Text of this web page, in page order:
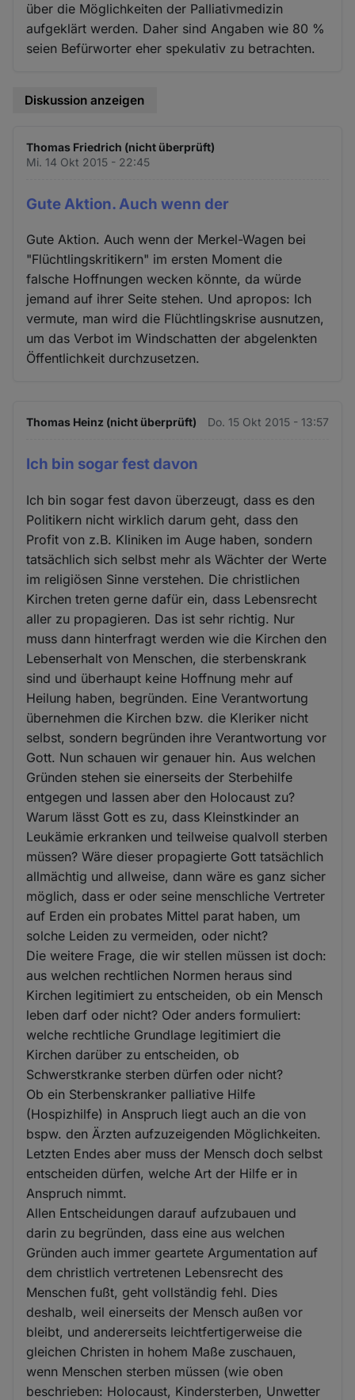
über die Möglichkeiten der Palliativmedizin
aufgeklärt werden. Daher sind Angaben wie 80 %
seien Befürworter eher spekulativ zu betrachten.
Diskussion anzeigen
Thomas Friedrich (nicht überprüft)
Mi. 14 Okt 2015 - 22:45
Gute Aktion. Auch wenn der
Gute Aktion. Auch wenn der Merkel-Wagen bei
"Flüchtlingskritikern" im ersten Moment die
falsche Hoffnungen wecken könnte, da würde
jemand auf ihrer Seite stehen. Und apropos: Ich
vermute, man wird die Flüchtlingskrise ausnutzen,
um das Verbot im Windschatten der abgelenkten
Öffentlichkeit durchzusetzen.
Thomas Heinz (nicht überprüft) Do. 15 Okt 2015 - 13:57
Ich bin sogar fest davon
Ich bin sogar fest davon überzeugt, dass es den
Politikern nicht wirklich darum geht, dass den
Profit von z.B. Kliniken im Auge haben, sondern
tatsächlich sich selbst mehr als Wächter der Werte
im religiösen Sinne verstehen. Die christlichen
Kirchen treten gerne dafür ein, dass Lebensrecht
aller zu propagieren. Das ist sehr richtig. Nur
muss dann hinterfragt werden wie die Kirchen den
Lebenserhalt von Menschen, die sterbenskrank
sind und überhaupt keine Hoffnung mehr auf
Heilung haben, begründen. Eine Verantwortung
übernehmen die Kirchen bzw. die Kleriker nicht
selbst, sondern begründen ihre Verantwortung vor
Gott. Nun schauen wir genauer hin. Aus welchen
Gründen stehen sie einerseits der Sterbehilfe
entgegen und lassen aber den Holocaust zu?
Warum lässt Gott es zu, dass Kleinstkinder an
Leukämie erkranken und teilweise qualvoll sterben
müssen? Wäre dieser propagierte Gott tatsächlich
allmächtig und allweise, dann wäre es ganz sicher
möglich, dass er oder seine menschliche Vertreter
auf Erden ein probates Mittel parat haben, um
solche Leiden zu vermeiden, oder nicht?
Die weitere Frage, die wir stellen müssen ist doch:
aus welchen rechtlichen Normen heraus sind
Kirchen legitimiert zu entscheiden, ob ein Mensch
leben darf oder nicht? Oder anders formuliert:
welche rechtliche Grundlage legitimiert die
Kirchen darüber zu entscheiden, ob
Schwerstkranke sterben dürfen oder nicht?
Ob ein Sterbenskranker palliative Hilfe
(Hospizhilfe) in Anspruch liegt auch an die von
bspw. den Ärzten aufzuzeigenden Möglichkeiten.
Letzten Endes aber muss der Mensch doch selbst
entscheiden dürfen, welche Art der Hilfe er in
Anspruch nimmt.
Allen Entscheidungen darauf aufzubauen und
darin zu begründen, dass eine aus welchen
Gründen auch immer geartete Argumentation auf
dem christlich vertretenen Lebensrecht des
Menschen fußt, geht vollständig fehl. Dies
deshalb, weil einerseits der Mensch außen vor
bleibt, und andererseits leichtfertigerweise die
gleichen Christen in hohem Maße zuschauen,
wenn Menschen sterben müssen (wie oben
beschrieben: Holocaust, Kindersterben, Unwetter